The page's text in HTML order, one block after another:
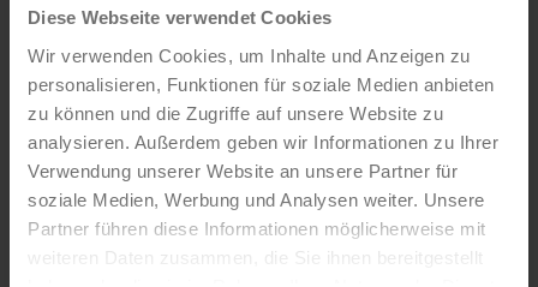
Diese Webseite verwendet Cookies
Wir verwenden Cookies, um Inhalte und Anzeigen zu
personalisieren, Funktionen für soziale Medien anbieten
zu können und die Zugriffe auf unsere Website zu
analysieren. Außerdem geben wir Informationen zu Ihrer
Verwendung unserer Website an unsere Partner für
soziale Medien, Werbung und Analysen weiter. Unsere
Partner führen diese Informationen möglicherweise mit
weiteren Daten zusammen, die Sie ihnen bereitgestellt
Knorr-Bremse
Lutz Turetzki